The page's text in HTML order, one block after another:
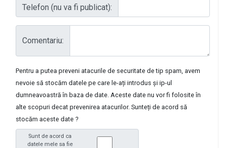
Telefon (nu va fi publicat):
Comentariu:
Pentru a putea preveni atacurile de securitate de tip spam, avem
nevoie să stocăm datele pe care le-ați introdus și ip-ul
dumneavoastră în baza de date. Aceste date nu vor fi folosite în
alte scopuri decat prevenirea atacurilor. Sunteți de acord să
stocăm aceste date ?
Sunt de acord ca
datele mele sa fie